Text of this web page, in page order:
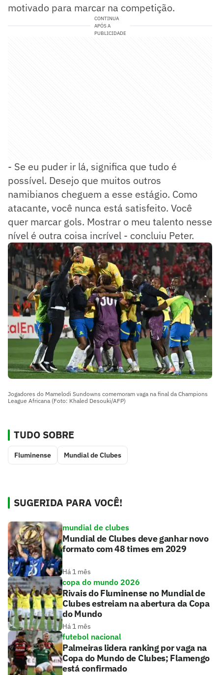
motivado para marcar na competição.
CONTINUA
APÓS A
PUBLICIDADE
- Se eu puder ir lá, significa que tudo é
possível. Desejo que muitos outros
namibianos cheguem a esse estágio. Como
atacante, você nunca está satisfeito. Você
quer marcar gols. Mostrar o meu talento nesse
nível é outra coisa incrível - concluiu Peter.
Jogadores do Mamelodi Sundowns comemoram vaga na final da Champions
League Africana (Foto: Khaled Desouki/AFP)
TUDO SOBRE
Fluminense Mundial de Clubes
SUGERIDA PARA VOCÊ!
mundial de clubes
Mundial de Clubes deve ganhar novo
formato com 48 times em 2029
Há 1 mês
copa do mundo 2026
Rivais do Fluminense no Mundial de
Clubes estreiam na abertura da Copa
do Mundo
Há 1 mês
futebol nacional
Palmeiras lidera ranking por vaga na
Copa do Mundo de Clubes; Flamengo
está confirmado